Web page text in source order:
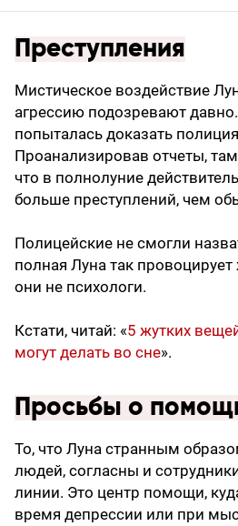
Преступления
Мистическое воздействие
агрессию подозревают
попыталась доказать
Проанализировав отчеты,
что в полнолуние
больше преступлений, чем
Полицейские не смогли
полная Луна так провоцирует
они не психологи.
Кстати, читай: «5 жутких
могут делать во сне».
Просьбы о
То, что Луна странным
людей, согласны и
линии. Это центр помощи,
время депрессии или при